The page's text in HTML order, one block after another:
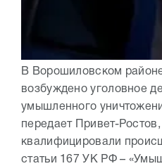
В Ворошиловском
возбуждено уголовное
умышленного
передает Привет-
квалифицировали
статьи 167 УК РФ –